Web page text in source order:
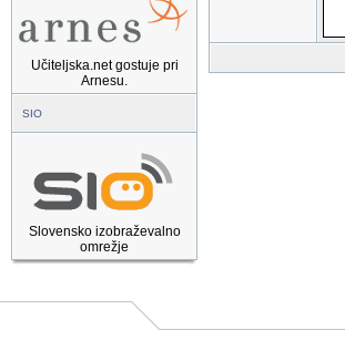
Učiteljska.net gostuje pri
Arnesu.
SIO
Slovensko izobraževalno
omrežje